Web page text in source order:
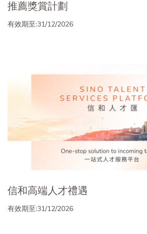
推薦獎賞計劃
有效期至:31/12/2026
信和高端人才禮遇
有效期至:31/12/2026